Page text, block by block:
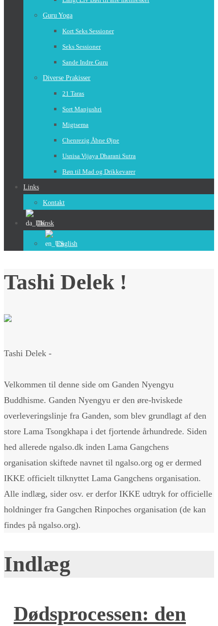
Guru Yoga
Kort Seks Sessioner
Seks Sessioner
Sande Indre Guru
Diverse Prakisser
21 Taras
Sort Manjushri
Migtsema
Chenrezig Åbne Øjne
Usnisa Vijaya Dharani Sutra
Bøn til Mad og Drikkevarer
Links
Kontakt
Dansk
English
Tashi Delek !
Tashi Delek -
Velkommen til denne side om Ganden Nyengyu
Buddhisme. Ganden Nyengyu er den øre-hviskede
overleveringslinje fra Ganden, som blev grundlagt af den
store Lama Tsongkhapa i det fjortende århundrede. Siden
hed allerede ngalso.dk inden Lama Gangchens
organisation skiftede navnet til ngalso.org og er dermed
IKKE officielt tilknyttet Lama Gangchens organisation.
Alle indlæg, sider osv. er derfor IKKE udtryk for officielle
holdninger fra Gangchen Rinpoches organisation (de kan
findes på ngalso.org).
Indlæg
Dødsprocessen: den